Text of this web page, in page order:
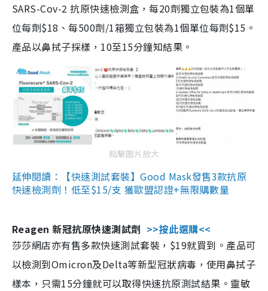
SARS-Cov-2 抗原快速檢測盒，每20劑獨立包裝為1個單
位每劑$18、每500劑/1箱獨立包裝為1個單位每劑$15。
產品以鼻拭子採樣，10至15分鐘知結果。
點擊圖片放大
延伸閱讀：【快速測試套裝】Good Mask發售3款抗原
快速檢測劑！低至$15/支 獲歐盟認證+無限購數量
Reagen 新冠抗原快速測試劑 >>按此選購<<
莎莎網店亦有售多款快速測試套裝，$19就買到。產品可
以檢測到Omicron及Delta等新型冠狀病毒，使用鼻拭子
樣本，只需15分鐘就可以取得快速抗原測試結果。靈敏